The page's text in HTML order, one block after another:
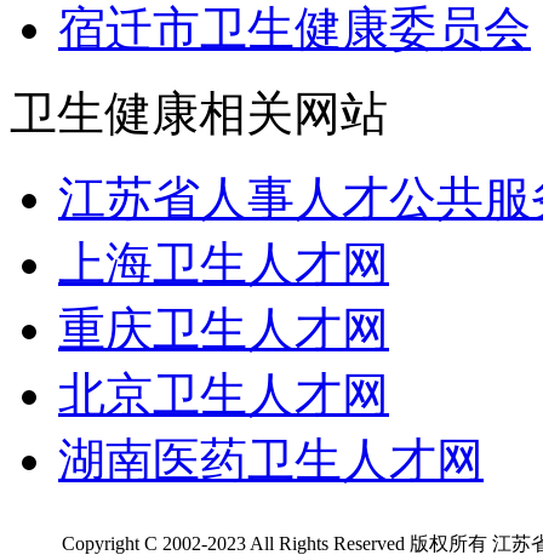
宿迁市卫生健康委员会
卫生健康相关网站
江苏省人事人才公共服
上海卫生人才网
重庆卫生人才网
北京卫生人才网
湖南医药卫生人才网
Copyright C 2002-2023 All Rights Reserved 版权所有